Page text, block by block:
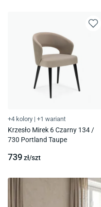
+4 kolory | +1 wariant
Krzesło Mirek 6 Czarny 134 /
730 Portland Taupe
739zł/szt